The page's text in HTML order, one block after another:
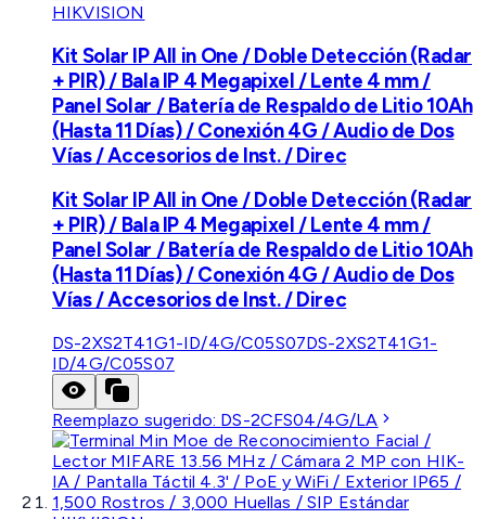
HIKVISION
Kit Solar IP All in One / Doble Detección (Radar
+ PIR) / Bala IP 4 Megapixel / Lente 4 mm /
Panel Solar / Batería de Respaldo de Litio 10Ah
(Hasta 11 Días) / Conexión 4G / Audio de Dos
Vías / Accesorios de Inst. / Direc
Kit Solar IP All in One / Doble Detección (Radar
+ PIR) / Bala IP 4 Megapixel / Lente 4 mm /
Panel Solar / Batería de Respaldo de Litio 10Ah
(Hasta 11 Días) / Conexión 4G / Audio de Dos
Vías / Accesorios de Inst. / Direc
DS-2XS2T41G1-ID/4G/C05S07DS-2XS2T41G1-
ID/4G/C05S07
Reemplazo sugerido: DS-2CFS04/4G/LA